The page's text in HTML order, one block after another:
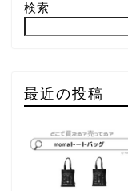
検索
最近の投稿